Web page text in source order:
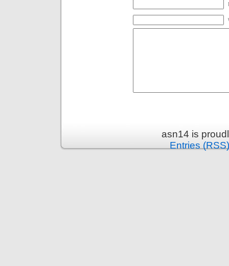
asn14 is
Entries (RSS)